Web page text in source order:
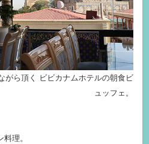
がら頂く ビビカナムホテルの朝食ビ
ュッフェ。
理。